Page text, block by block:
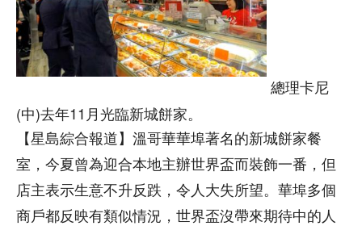
總理卡尼
(中)去年11月光臨新城餅家。
【星島綜合報道】溫哥華華埠著名的新城餅家餐
室，今夏曾為迎合本地主辦世界盃而裝飾一番，但
店主表示生意不升反跌，令人大失所望。華埠多個
商戶都反映有類似情況，世界盃沒帶來期待中的人